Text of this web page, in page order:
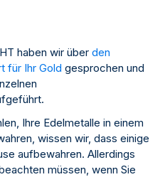
haben wir über den
für Ihr Gold gesprochen und
Ihre Edelmetalle in einem
wissen wir, dass einige
aufbewahren. Allerdings
müssen, wenn Sie